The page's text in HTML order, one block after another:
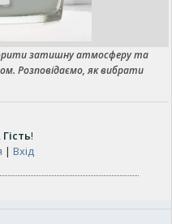
затишну атмосферу та
Розповідаємо, як вибрати
Гість!
| Вхід